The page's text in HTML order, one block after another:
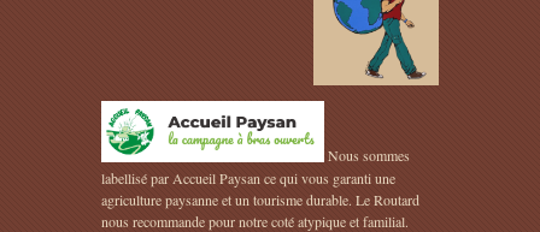
Nous sommes
labellisé par Accueil Paysan ce qui vous garanti une
agriculture paysanne et un tourisme durable. Le Routard
nous recommande pour notre coté atypique et familial.